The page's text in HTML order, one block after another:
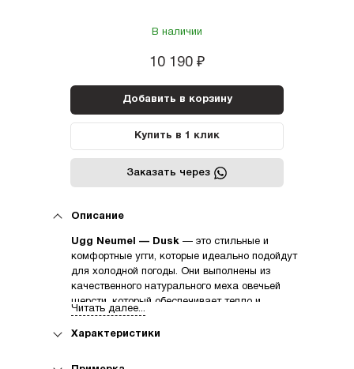
В наличии
10 190 ₽
Добавить в корзину
Купить в 1 клик
Заказать через
Описание
Ugg Neumel — Dusk — это стильные и
комфортные угги, которые идеально подойдут
для холодной погоды. Они выполнены из
качественного натурального меха овечьей
шерсти, который обеспечивает тепло и
мягкость. Верх сапог изготовлен из прочной
натуральной кожи, которая защищает от влаги
Плюсы Ugg Neumel — Dusk:
Читать далее...
Характеристики